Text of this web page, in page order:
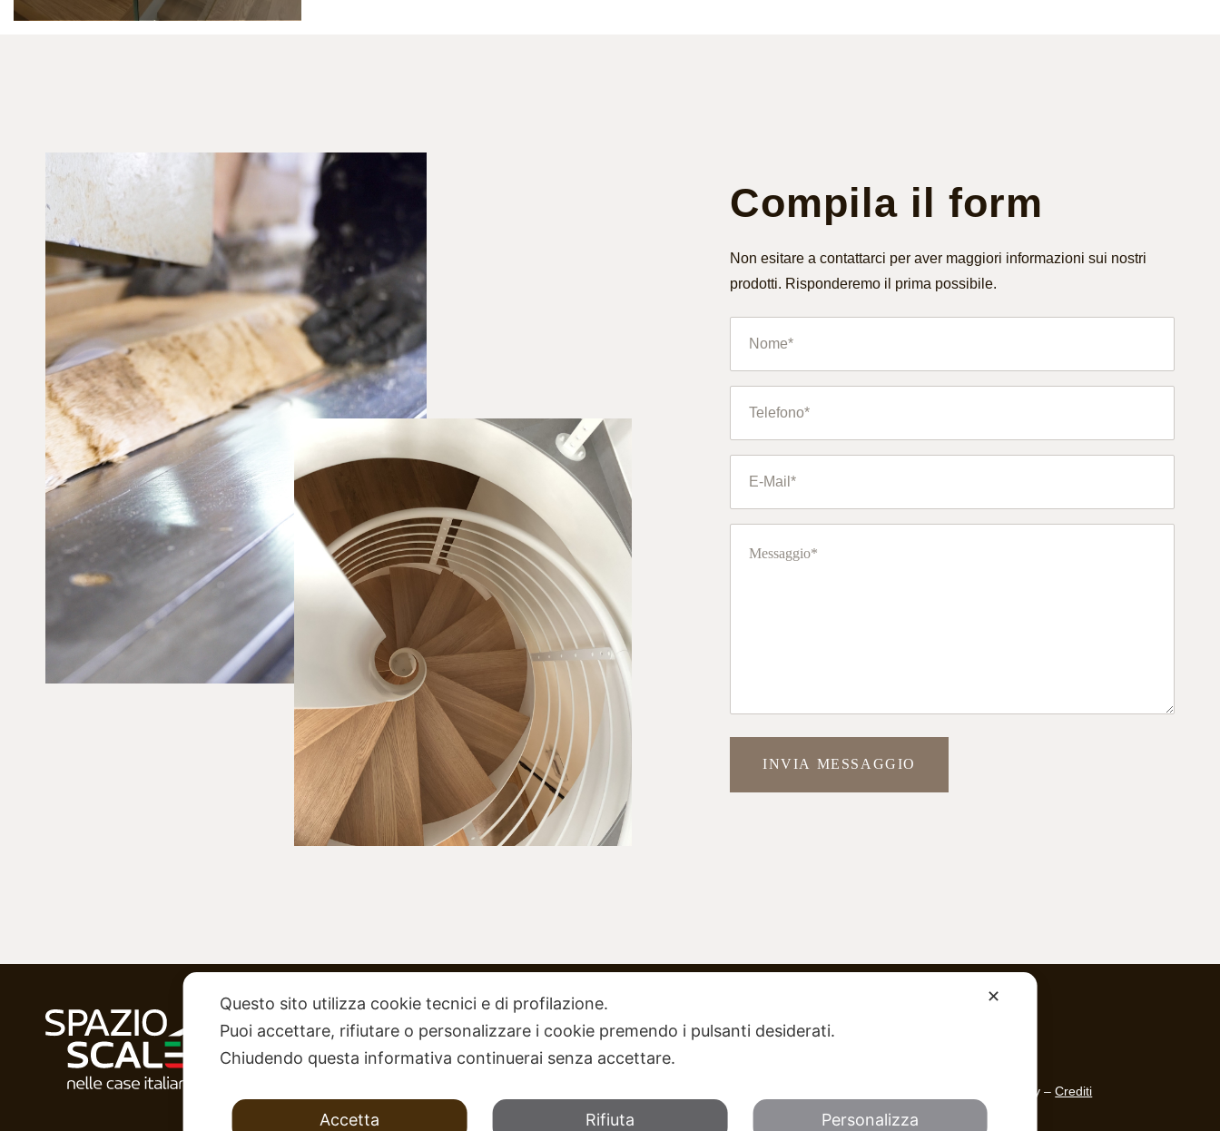
Compila il form
Non esitare a contattarci per aver maggiori informazioni sui nostri
prodotti. Risponderemo il prima possibile.
Tel.0541 964522– Cell. 3283778105
Via Al mare, 679/B
Informativa sulla Privacy –Crediti
✕
Questo sito utilizza cookie tecnici e di profilazione.
Puoi accettare, rifiutare o personalizzare i cookie premendo i pulsanti desiderati.
Chiudendo questa informativa continuerai senza accettare.
Accetta Rifiuta Personalizza